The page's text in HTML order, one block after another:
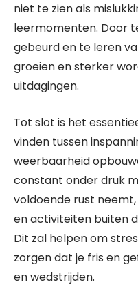
niet te zien als
leermomenten. Door
gebeurd en te leren
groeien en sterker
uitdagingen.
Tot slot is het
vinden tussen
weerbaarheid
constant onder druk
voldoende rust
en activiteiten buiten
Dit zal helpen om
zorgen dat je fris en
en wedstrijden.